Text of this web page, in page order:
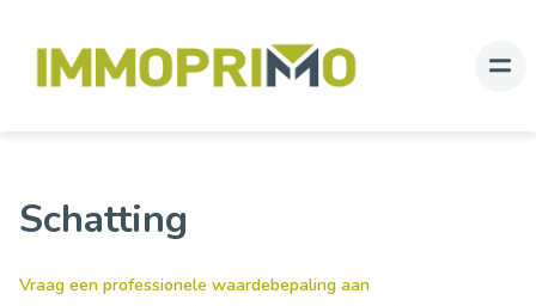
Schatting
Vraag een professionele waardebepaling aan